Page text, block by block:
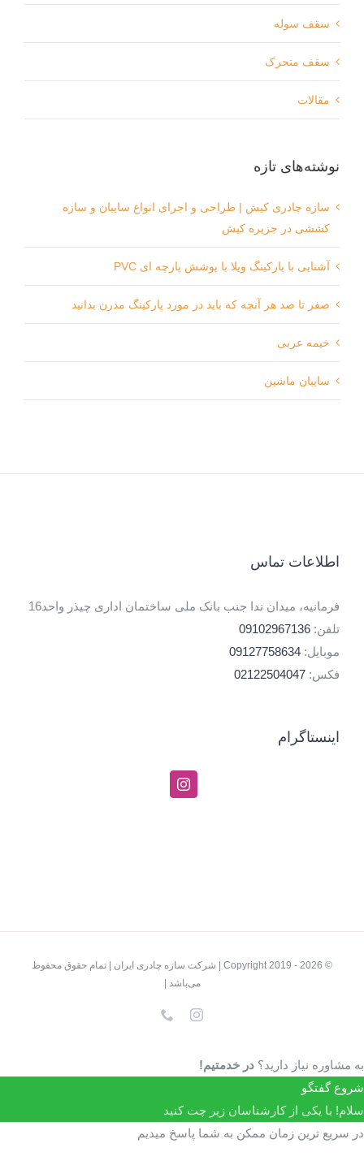
سقف سوله
سقف متحرک
مقالات
نوشته‌های تازه
سازه چادری کیش | طراحی و اجرای انواع سایبان و سازه
کششی در جزیره کیش
آشنایی با پارکینگ ویلا با پوشش پارچه ای PVC
صفر تا صد هر آنچه که باید در مورد پارکینگ مدرن بدانید
خیمه عربی
سایبان ماشین
اطلاعات تماس
فرمانیه، میدان ندا جنب بانک ملی ساختمان اداری چیذر واحد16
تلفن: 09102967136
موبایل: 09127758634
فکس: 02122504047
اینستاگرام
© Copyright 2019 -
2026 | شرکت سازه چادری ایران | تمام حقوق محفوظ
می‌باشد |
Instagram
تلفن
به مشاوره نیاز دارید؟ در خدمتیم!
شروع گفتگو
سلام! با یکی از کارشناسان زیر چت کنید
در سریع ترین زمان ممکن به شما پاسخ میدیم